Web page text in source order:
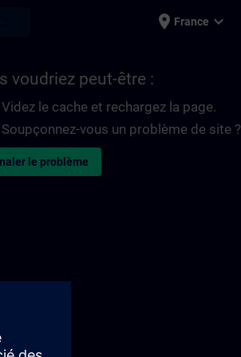
place France expand_more
voudriez peut-être :
Videz le cache et rechargez la page.
Soupçonnez-vous un problème de site ?
le problème